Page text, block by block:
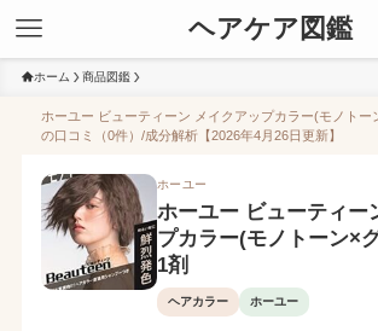
ヘアケア図鑑
ホーム 商品図鑑
ホーユー ビューティーン メイクアップカラー(モノトー
の口コミ（0件）/成分解析【2026年4月26日更新】
ホーユー
ホーユー ビューティー
プカラー(モノトーン×
1剤
ヘアカラー ホーユー